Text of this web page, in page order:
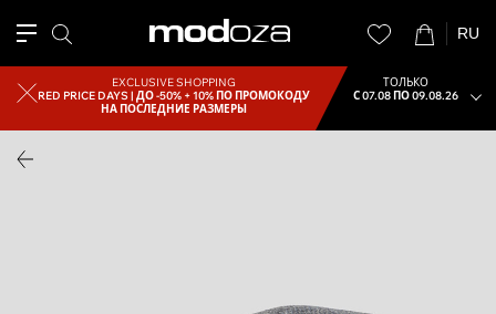
RU
EXCLUSIVE SHOPPING
RED PRICE DAYS |ДО -50% + 10% ПО ПРОМОКОДУ
НА ПОСЛЕДНИЕ РАЗМЕРЫ
ТОЛЬКО
С 07.08 ПО 09.08.26